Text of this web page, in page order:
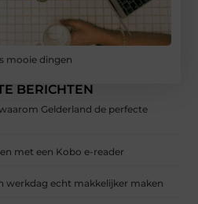
mooie dingen
BERICHTEN
Gelderland de perfecte
met een Kobo e-reader
werkdag echt makkelijker maken